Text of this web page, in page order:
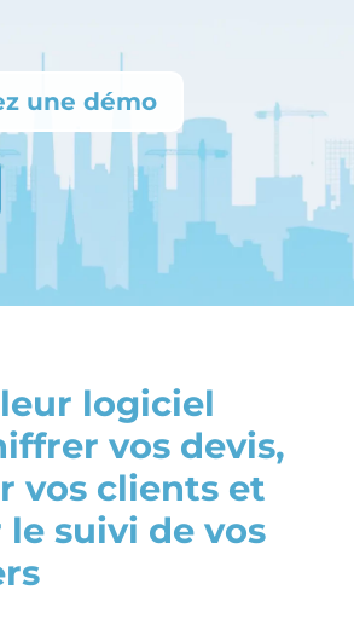
une démo
logiciel
vos devis,
vos clients et
le suivi de vos